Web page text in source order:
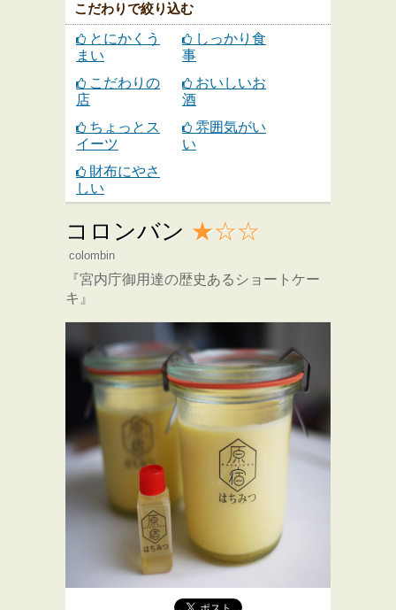
こだわりで絞り込む
とにかくう
まい
しっかり食
事
こだわりの
店
おいしいお
酒
ちょっとス
イーツ
雰囲気がい
い
財布にやさ
しい
コロンバン ★☆☆
colombin
『宮内庁御用達の歴史あるショートケー
キ』